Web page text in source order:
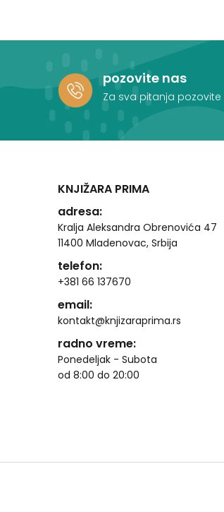
pozovite nas
Za sva pitanja pozovite
KNJIŽARA PRIMA
adresa:
Kralja Aleksandra Obrenovića 47
11400 Mladenovac, Srbija
telefon:
+381 66 137670
email:
kontakt@knjizaraprima.rs
radno vreme:
Ponedeljak - Subota
od 8:00 do 20:00